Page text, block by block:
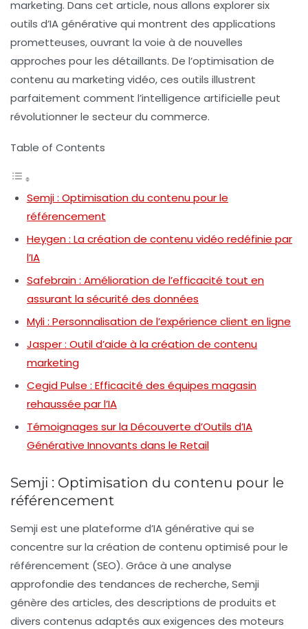
marketing. Dans cet article, nous allons explorer six
outils d’IA générative qui montrent des applications
prometteuses, ouvrant la voie à de nouvelles
approches pour les détaillants. De l’optimisation de
contenu au marketing vidéo, ces outils illustrent
parfaitement comment l’intelligence artificielle peut
révolutionner le secteur du commerce.
Table of Contents
Semji : Optimisation du contenu pour le
référencement
Heygen : La création de contenu vidéo redéfinie par
l’IA
Safebrain : Amélioration de l’efficacité tout en
assurant la sécurité des données
Myli : Personnalisation de l’expérience client en ligne
Jasper : Outil d’aide à la création de contenu
marketing
Cegid Pulse : Efficacité des équipes magasin
rehaussée par l’IA
Témoignages sur la Découverte d’Outils d’IA
Générative Innovants dans le Retail
Semji : Optimisation du contenu pour le
référencement
Semji est une plateforme d’IA générative qui se
concentre sur la création de contenu optimisé pour le
référencement (SEO). Grâce à une analyse
approfondie des tendances de recherche, Semji
génère des articles, des descriptions de produits et
divers contenus adaptés aux exigences des moteurs